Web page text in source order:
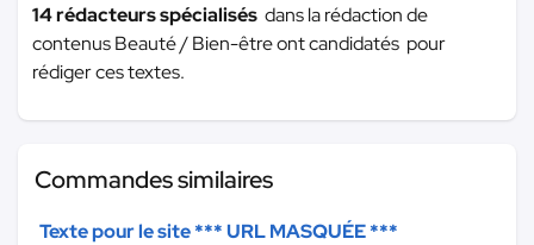
14 rédacteurs spécialisés dans la rédaction de
contenus Beauté / Bien-être ont candidatés pour
rédiger ces textes.
Commandes similaires
Texte pour le site*** URL MASQUÉE ***